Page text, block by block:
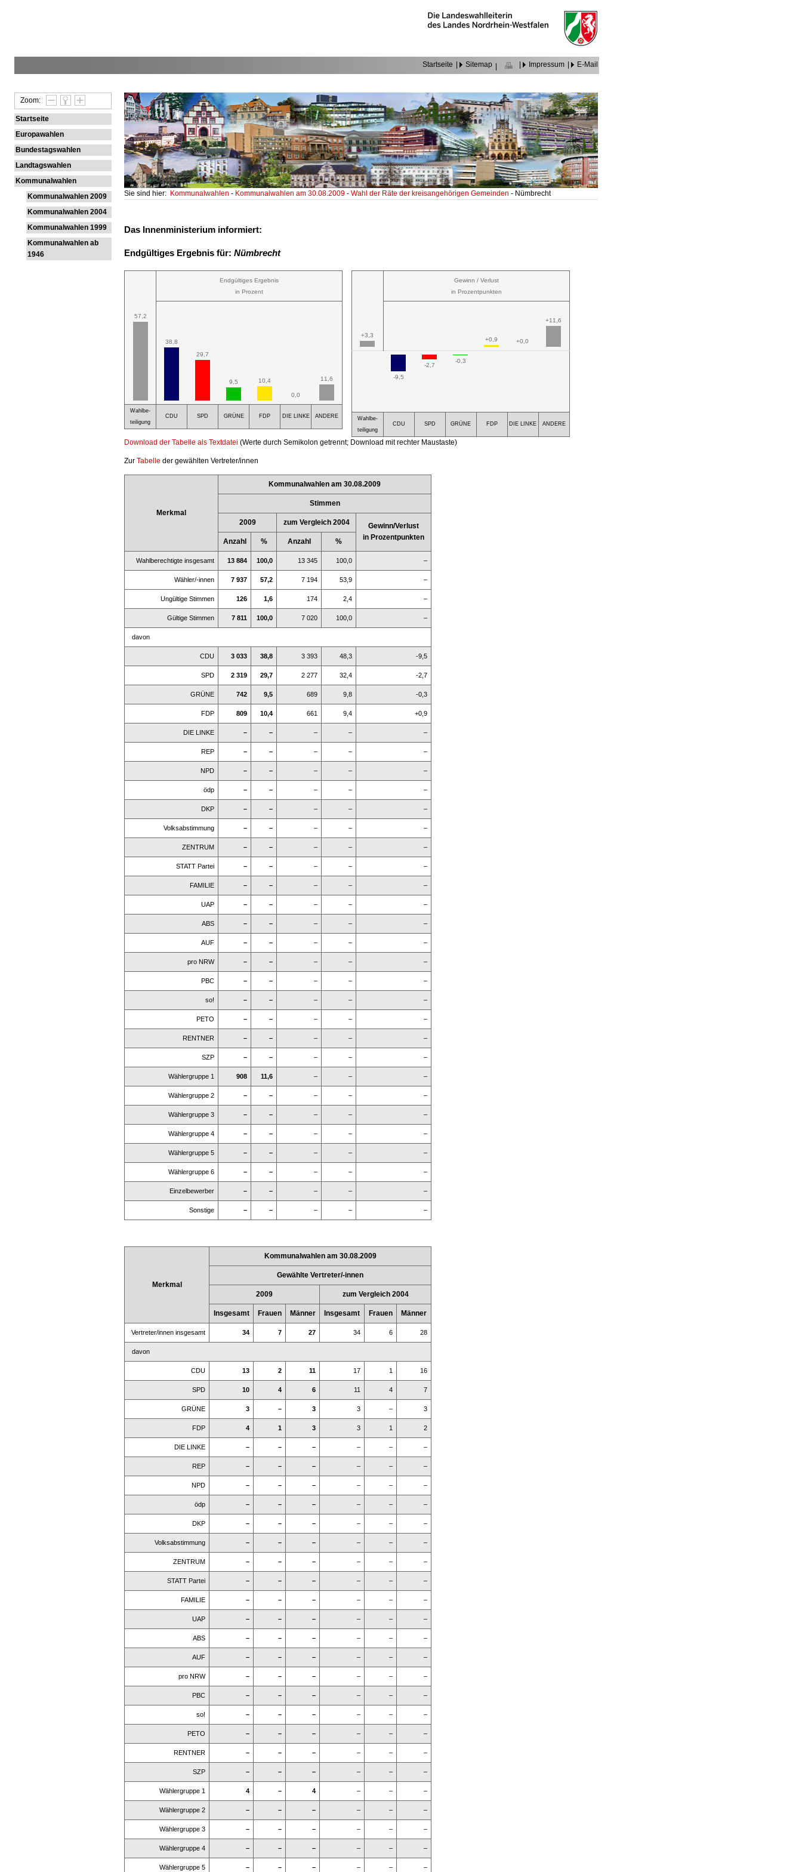
Startseite Sitemap Impressum E-Mail
Zoom:
Startseite
Europawahlen
Bundestagswahlen
Landtagswahlen
Kommunalwahlen
Kommunalwahlen 2009
Kommunalwahlen 2004
Kommunalwahlen 1999
Kommunalwahlen ab
1946
Sie sind hier: Kommunalwahlen- Kommunalwahlen am 30.08.2009-Wahl der Räte der kreisangehörigen Gemeinden- Nümbrecht
Das Innenministerium informiert:
Endgültiges Ergebnis für:Nümbrecht
57,2
Endgültiges Ergebnis
in Prozent
38,8
29,7
9,5 10,4
0,0
11,6
Wahlbe-
teiligung
CDU SPD GRÜNE FDP DIE LINKE ANDERE
+3,3
Gewinn / Verlust
in Prozentpunkten
+0,9 +0,0
+11,6
-9,5
-2,7
-0,3
Wahlbe-
teiligung
CDU SPD GRÜNE FDP DIE LINKE ANDERE
Download der Tabelle als Textdatei (Werte durch Semikolon getrennt; Download mit rechter Maustaste)
ZurTabelle der gewählten Vertreter/innen
Merkmal
Kommunalwahlen am 30.08.2009
Stimmen
2009 zum Vergleich 2004
Gewinn/Verlust
in Prozentpunkten
Anzahl % Anzahl %
Wahlberechtigte insgesamt 13 884 100,0 13 345 100,0 –
Wähler/-innen 7 937 57,2 7 194 53,9 –
Ungültige Stimmen 126 1,6 174 2,4 –
Gültige Stimmen 7 811 100,0 7 020 100,0 –
davon
CDU 3 033 38,8 3 393 48,3 -9,5
SPD 2 319 29,7 2 277 32,4 -2,7
GRÜNE 742 9,5 689 9,8 -0,3
FDP 809 10,4 661 9,4 +0,9
DIE LINKE – – – – –
REP – – – – –
NPD – – – – –
ödp – – – – –
DKP – – – – –
Volksabstimmung – – – – –
ZENTRUM – – – – –
STATT Partei – – – – –
FAMILIE – – – – –
UAP – – – – –
ABS – – – – –
AUF – – – – –
pro NRW – – – – –
PBC – – – – –
so! – – – – –
PETO – – – – –
RENTNER – – – – –
SZP – – – – –
Wählergruppe 1 908 11,6 – – –
Wählergruppe 2 – – – – –
Wählergruppe 3 – – – – –
Wählergruppe 4 – – – – –
Wählergruppe 5 – – – – –
Wählergruppe 6 – – – – –
Einzelbewerber – – – – –
Sonstige – – – – –
Merkmal
Kommunalwahlen am 30.08.2009
Gewählte Vertreter/-innen
2009 zum Vergleich 2004
Insgesamt Frauen Männer Insgesamt Frauen Männer
Vertreter/innen insgesamt 34 7 27 34 6 28
davon
CDU 13 2 11 17 1 16
SPD 10 4 6 11 4 7
GRÜNE 3 – 3 3 – 3
FDP 4 1 3 3 1 2
DIE LINKE – – – – – –
REP – – – – – –
NPD – – – – – –
ödp – – – – – –
DKP – – – – – –
Volksabstimmung – – – – – –
ZENTRUM – – – – – –
STATT Partei – – – – – –
FAMILIE – – – – – –
UAP – – – – – –
ABS – – – – – –
AUF – – – – – –
pro NRW – – – – – –
PBC – – – – – –
so! – – – – – –
PETO – – – – – –
RENTNER – – – – – –
SZP – – – – – –
Wählergruppe 1 4 – 4 – – –
Wählergruppe 2 – – – – – –
Wählergruppe 3 – – – – – –
Wählergruppe 4 – – – – – –
Wählergruppe 5 – – – – – –